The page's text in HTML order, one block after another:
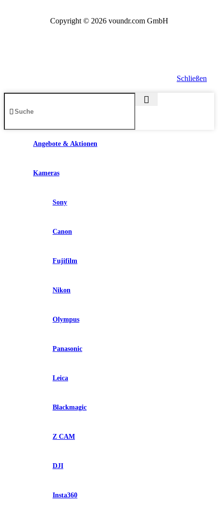
Copyright © 2026 voundr.com GmbH
Schließen
Angebote & Aktionen
Kameras
Sony
Canon
Fujifilm
Nikon
Olympus
Panasonic
Leica
Blackmagic
Z CAM
DJI
Insta360